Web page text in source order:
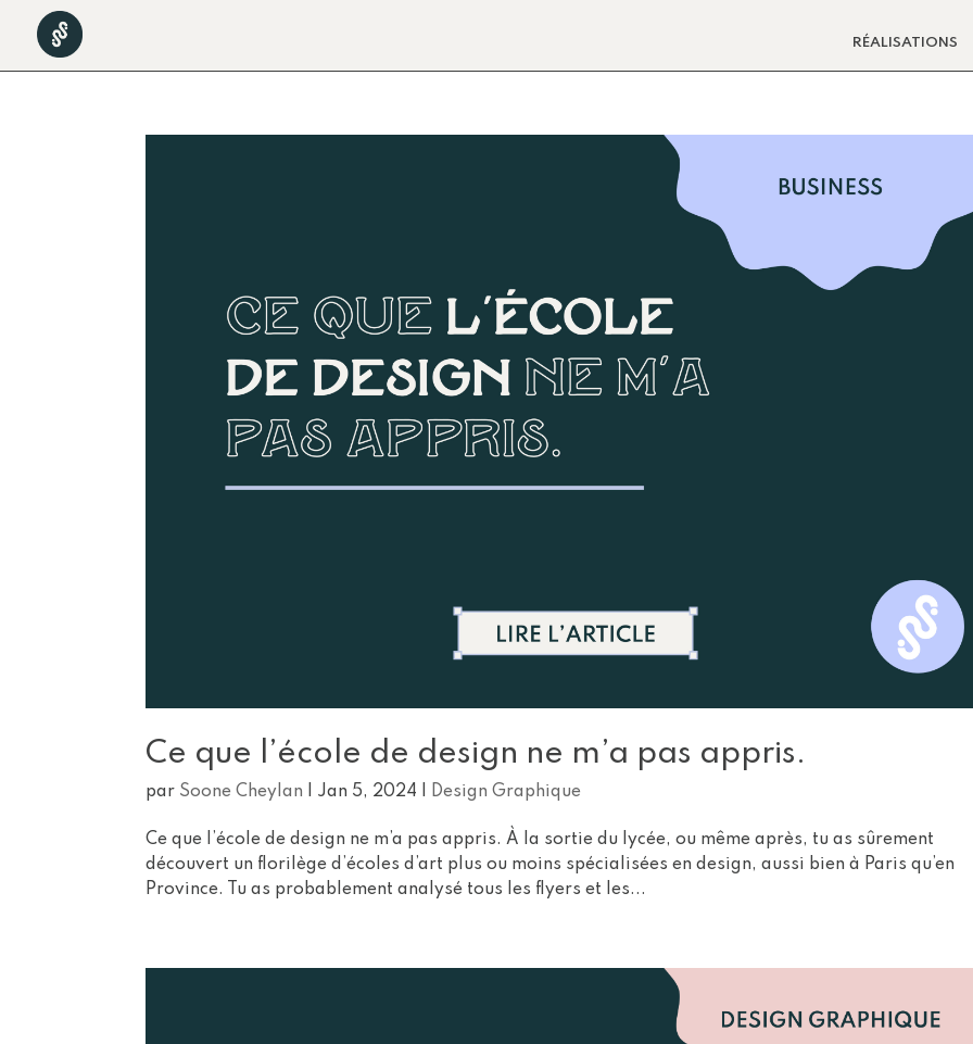
RÉALISATIONS
Ce que l’école de design ne m’a pas appris.
par Soone Cheylan Jan 5, 2024 Design Graphique
Ce que l’école de design ne m’a pas appris. À la sortie du lycée, ou même après, tu as sûrement
découvert un florilège d’écoles d’art plus ou moins spécialisées en design, aussi bien à Paris qu’en
Province. Tu as probablement analysé tous les flyers et les...